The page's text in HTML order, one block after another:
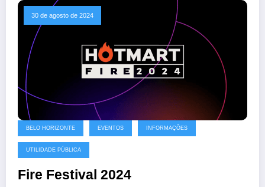
30 de agosto de 2024
BELO HORIZONTE EVENTOS INFORMAÇÕES
UTILIDADE PÚBLICA
Fire Festival 2024